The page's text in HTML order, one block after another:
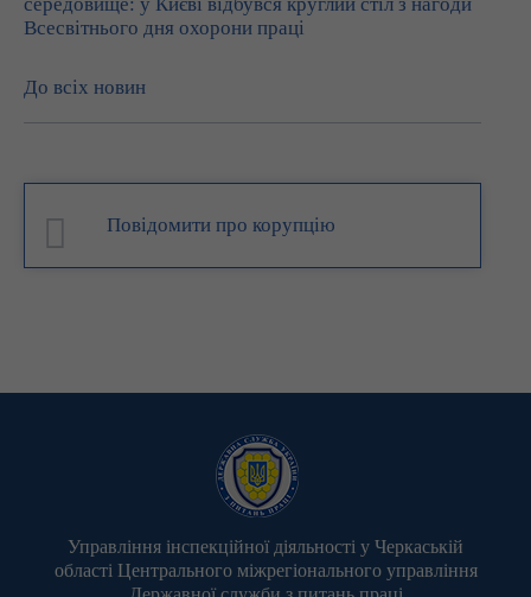
Всесвітнього дня охорони праці
До всіх новин
Повідомити про корупцію
Управління інспекційної діяльності у Черкаській
області Центрального міжрегіонального управління